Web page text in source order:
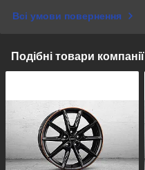
Всі умови повернення
Подібні товари компанії